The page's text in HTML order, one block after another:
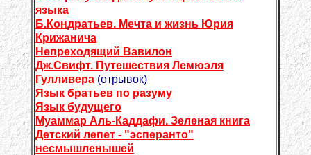
языка
Б.Кондратьев. Мечта и жизнь Юрия
Крижанича
Непреходящий Вавилон
Дж.Свифт. Путешествия Лемюэля
Гулливера (отрывок)
Язык братьев по разуму
Язык будущего
Муаммар Аль-Каддафи. Зеленая книга
Детский лепет - "эсперанто"
несмышленышей